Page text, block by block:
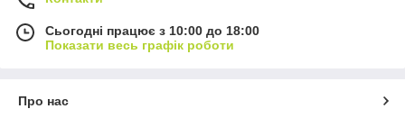
Сьогодні працює з 10:00 до 18:00
Показати весь графік роботи
Про нас